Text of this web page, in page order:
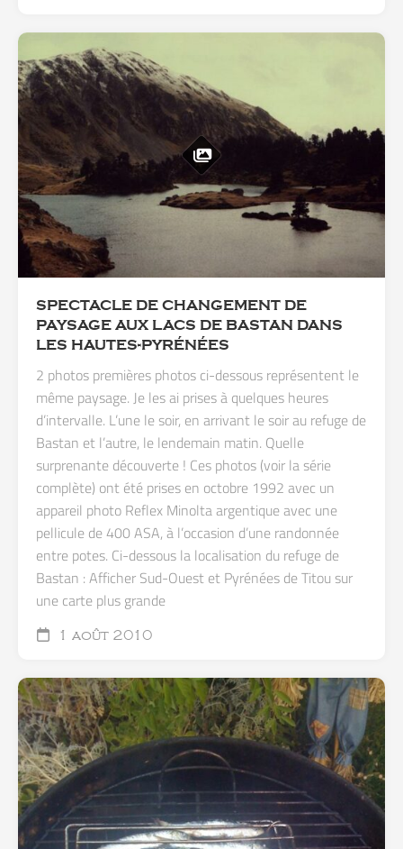
SPECTACLE DE CHANGEMENT DE
PAYSAGE AUX LACS DE BASTAN DANS
LES HAUTES-PYRÉNÉES
2 photos premières photos ci-dessous représentent le
même paysage. Je les ai prises à quelques heures
d’intervalle. L’une le soir, en arrivant le soir au refuge de
Bastan et l’autre, le lendemain matin. Quelle
surprenante découverte ! Ces photos (voir la série
complète) ont été prises en octobre 1992 avec un
appareil photo Reflex Minolta argentique avec une
pellicule de 400 ASA, à l’occasion d’une randonnée
entre potes. Ci-dessous la localisation du refuge de
Bastan : Afficher Sud-Ouest et Pyrénées de Titou sur
une carte plus grande
1 août 2010